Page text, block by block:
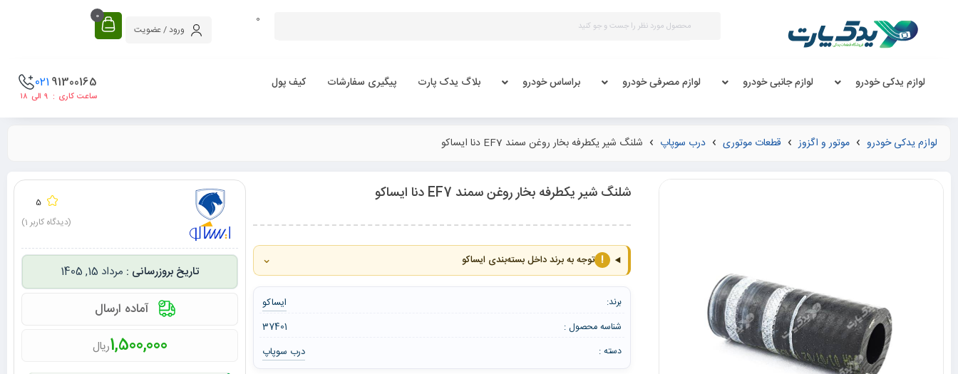
0
ورود / عضویت
0
لوازم یدکی خودرو لوازم جانبی خودرو لوازم مصرفی خودرو براساس خودرو بلاگ یدک پارت پیگیری سفارشات کیف پول 91300165
021
ساعت کاری : ۹ الی ۱۸
لوازم یدکی خودرو موتور و اگزوز قطعات موتوری درب سوپاپ شلنگ شیر یکطرفه بخار روغن سمند EF7 دنا ایساکو
شلنگ شیر یکطرفه بخار روغن سمند EF7 دنا ایساکو
! توجه به برند داخل بسته‌بندی ایساکو ⌄
برند: ایساکو
شناسه محصول :
37401
دسته :
درب سوپاپ
5
(دیدگاه کاربر 1
)
مرداد 15, 1405
آماده ارسال
1,500,000ریال